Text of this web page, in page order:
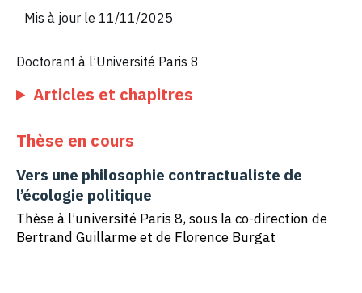
Doctorant à l’Université Paris 8
Articles et chapitres
Thèse en cours
Vers une philosophie contractualiste de
l’écologie politique
Thèse à l’université Paris 8, sous la co-direction de
Bertrand Guillarme et de Florence Burgat
Mis à jour le 11/11/2025